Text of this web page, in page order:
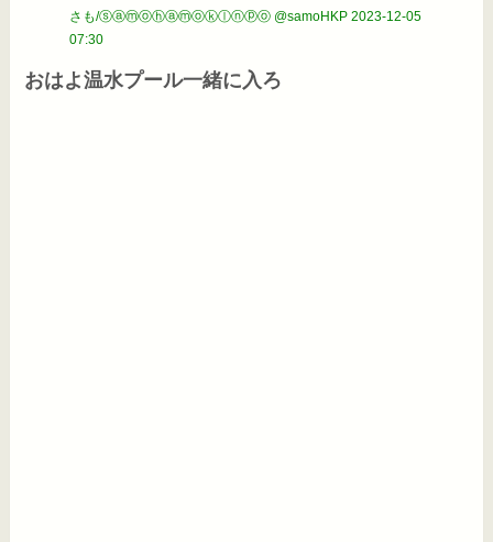
さも/ⓢⓐⓜⓞⓗⓐⓜⓞⓚⓛⓝⓟⓞ @samoHKP 2023-12-05
07:30
おはよ温水プール一緒に入ろ